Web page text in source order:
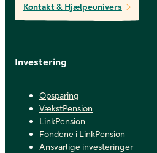
Kontakt & Hjælpeunivers
Investering
Opsparing
VækstPension
LinkPension
Fondene i LinkPension
Ansvarlige investeringer